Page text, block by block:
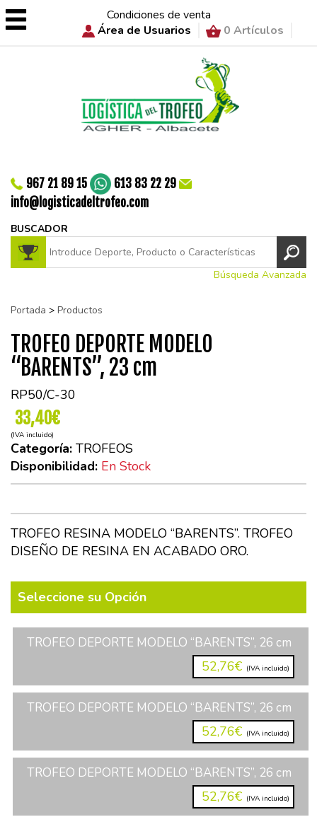
Condiciones de venta
Área de Usuarios
0 Artículos
967 21 89 15
613 83 22 29
info@logisticadeltrofeo.com
BUSCADOR
Búsqueda Avanzada
Portada > Productos
TROFEO DEPORTE MODELO
“BARENTS”, 23 cm
RP50/C-30
33,40€
(IVA incluido)
Categoría: TROFEOS
Disponibilidad: En Stock
TROFEO RESINA MODELO “BARENTS”. TROFEO
DISEÑO DE RESINA EN ACABADO ORO.
Seleccione su Opción
TROFEO DEPORTE MODELO “BARENTS”, 26 cm
52,76€ (IVA incluido)
TROFEO DEPORTE MODELO “BARENTS”, 26 cm
52,76€ (IVA incluido)
TROFEO DEPORTE MODELO “BARENTS”, 26 cm
52,76€ (IVA incluido)